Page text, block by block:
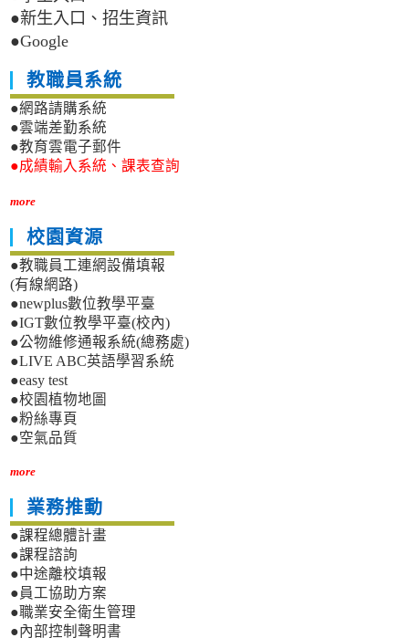
●新生入口、招生資訊
●Google
教職員系統
●網路請購系統
●雲端差勤系統
●教育雲電子郵件
●成績輸入系統、課表查詢
more
校園資源
●教職員工連網設備填報
(有線網路)
●newplus數位教學平臺
●IGT數位教學平臺(校內)
●公物維修通報系統(總務處)
●LIVE ABC英語學習系統
●easy test
●校園植物地圖
●粉絲專頁
●空氣品質
more
業務推動
●課程總體計畫
●課程諮詢
●中途離校填報
●員工協助方案
●職業安全衛生管理
●內部控制聲明書